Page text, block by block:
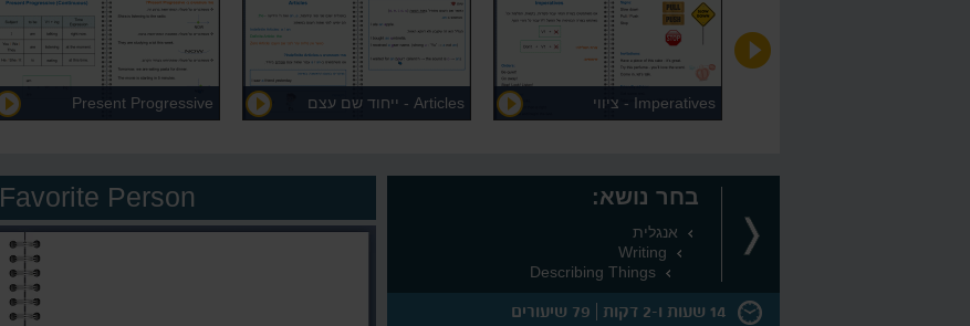
Present Progressive
Articles - ייחוד שם עצם Imperatives - ציווי
Favorite Person - בן אדם אהוב בחר נושא:
אנגלית
Writing
Describing Things
14 שעות ו-2 דקות 79 שיעורים